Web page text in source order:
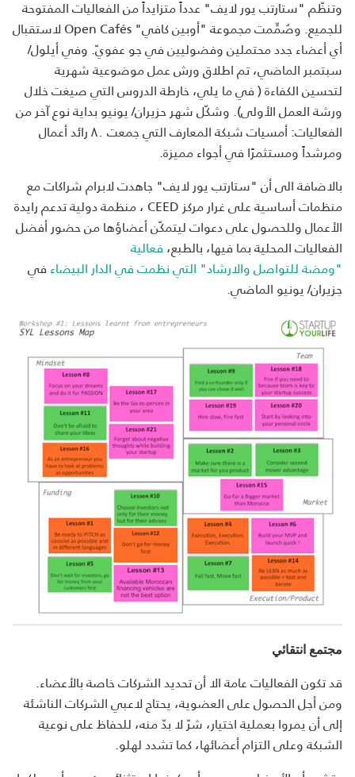
وتنظّم "ستارتب يور لايف" عدداً متزايداً من الفعاليات المفتوحة
للجميع. وصُمِّمت مجموعة "أوبين كافي" Open Cafés لاستقبال
أي أعضاء جدد محتملين وفضوليين في جو عفويّ. وفي أيلول/
سبتمبر الماضي، تم اطلاق ورش عمل موضوعية شهرية
لتحسين الكفاءة ( في ما يلي، خارطة الدروس التي صيغت خلال
ورشة العمل الأولى). وشكّل شهر حزيران/ يونيو بداية نوع آخر من
الفعاليات: أمسيات شبكة المعارف التي جمعت ٨٠ رائد أعمال
ومرشداً ومستثمرًا في أجواء مميزة.
بالاضافة الى أن "ستارتب يور لايف" جاهدت لابرام شراكات مع
منظمات أساسية على غرار مركز CEED ، منظمة دولية تدعم رايدة
الأعمال وللحصول على دعوات ليتمكّن أعضاؤها من حضور أفضل
الفعاليات المحلية بما فيها، بالطبع،فعالية
"ومضة للتواصل والارشاد" التي نظمت في الدار البيضاءفي
جزيران/ يونيو الماضي.
مجتمع انتقائي
قد تكون الفعاليات عامة الا أن تحديد الشركات خاصة بالأعضاء.
ومن أجل الحصول على العضوية، يحتاج لاعبي الشركات الناشئة
إلى أن يمروا بعملية اختيار، شرّ لا بدّ منه، للحفاظ على نوعية
الشبكة وعلى التزام أعضائها، كما تشدد لهلو.